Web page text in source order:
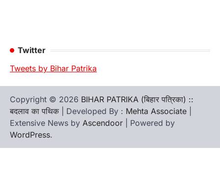
Twitter
Tweets by Bihar Patrika
Copyright © 2026 BIHAR PATRIKA (बिहार पत्रिका) ::
बदलाव का पथिक | Developed By : Mehta Associate
Extensive News by Ascendoor | Powered by
WordPress.